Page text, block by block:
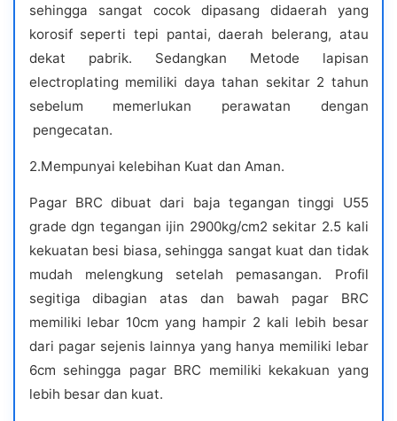
sehingga sangat cocok dipasang didaerah yang
korosif seperti tepi pantai, daerah belerang, atau
dekat pabrik. Sedangkan Metode lapisan
electroplating memiliki daya tahan sekitar 2 tahun
sebelum memerlukan perawatan dengan
pengecatan.
2.Mempunyai kelebihan Kuat dan Aman.
Pagar BRC dibuat dari baja tegangan tinggi U55
grade dgn tegangan ijin 2900kg/cm2 sekitar 2.5 kali
kekuatan besi biasa, sehingga sangat kuat dan tidak
mudah melengkung setelah pemasangan. Profil
segitiga dibagian atas dan bawah pagar BRC
memiliki lebar 10cm yang hampir 2 kali lebih besar
dari pagar sejenis lainnya yang hanya memiliki lebar
6cm sehingga pagar BRC memiliki kekakuan yang
lebih besar dan kuat.